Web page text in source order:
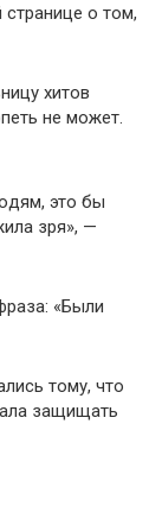
о том,
хитов
не может.
это бы
зря», —
«Были
тому, что
защищать